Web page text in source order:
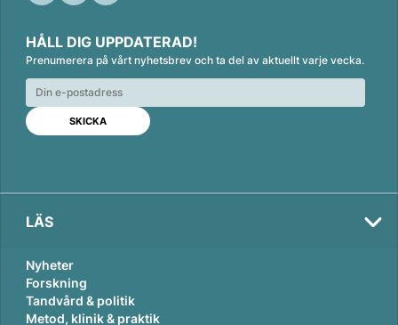
n
k
e
d
n
c
e
b
o
o
k
a
i
l
HÅLL DIG UPPDATERAD!
Prenumerera på vårt nyhetsbrev och ta del av aktuellt varje vecka.
LÄS
Nyheter
Forskning
Tandvård & politik
Metod, klinik & praktik